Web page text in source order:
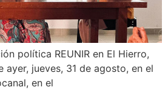
política REUNIR en El Hierro,
ayer, jueves, 31 de agosto, en el
en el